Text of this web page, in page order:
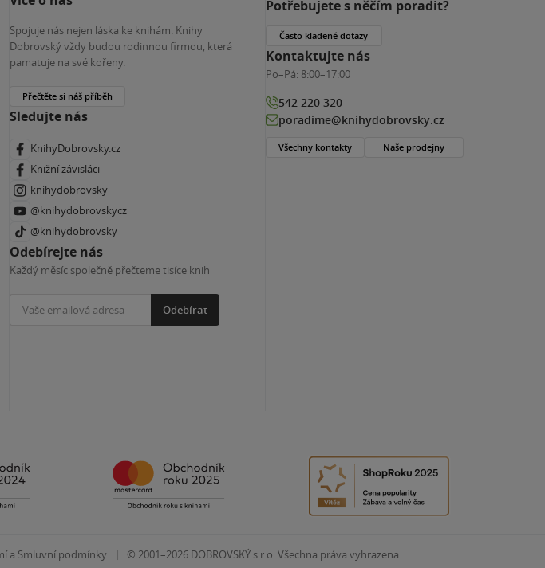
Spojuje nás nejen láska ke knihám. Knihy
Dobrovský vždy budou rodinnou firmou, která
pamatuje na své kořeny.
Přečtěte si náš příběh
Sledujte nás
KnihyDobrovsky.cz
Knižní závisláci
knihydobrovsky
@knihydobrovskycz
@knihydobrovsky
Odebírejte nás
Každý měsíc společně přečteme tisíce knih
Odebírat
Potřebujete s něčím poradit?
Často kladené dotazy
Kontaktujte nás
Po–Pá: 8:00–17:00
542 220 320
poradime@knihydobrovsky.cz
Všechny kontakty Naše prodejny
a Smluvní podmínky. | © 2001–2026 DOBROVSKÝ s.r.o. Všechna práva vyhrazena.